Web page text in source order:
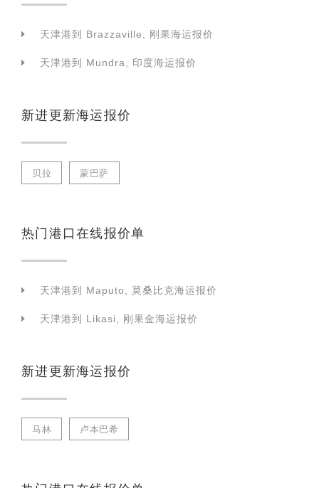
天津港到 Brazzaville, 刚果海运报价
天津港到 Mundra, 印度海运报价
新进更新海运报价
贝拉 蒙巴萨
热门港口在线报价单
天津港到 Maputo, 莫桑比克海运报价
天津港到 Likasi, 刚果金海运报价
新进更新海运报价
马林 卢本巴希